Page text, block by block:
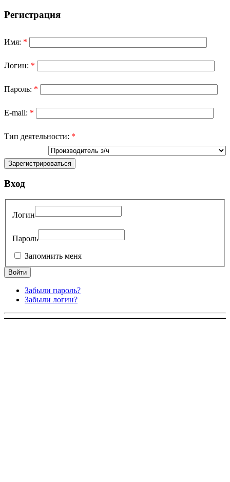
Регистрация
Имя: *
Логин: *
Пароль: *
E-mail: *
Тип деятельности: *
Вход
Логин
Пароль
Запомнить меня
Забыли пароль?
Забыли логин?